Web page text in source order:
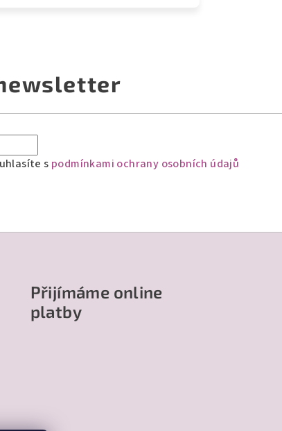
s podmínkami ochrany osobních údajů
Přijímáme online
platby